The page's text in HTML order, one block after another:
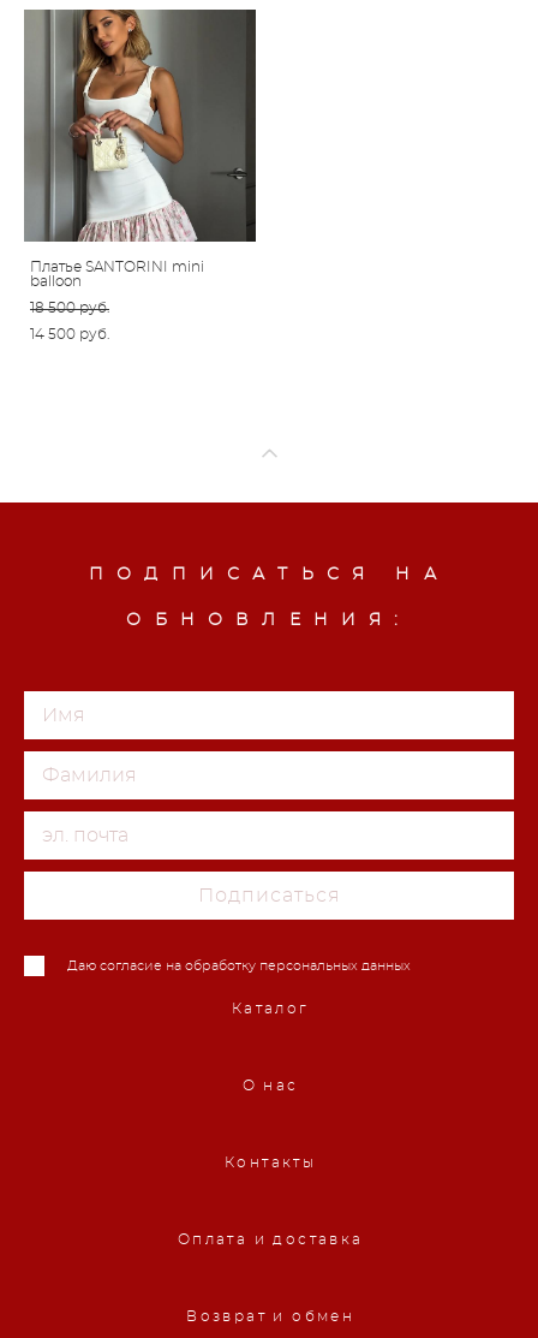
Платье SANTORINI mini
balloon
18 500 pуб.
14 500 pуб.
ПОДПИСАТЬСЯ НА
ОБНОВЛЕНИЯ:
Подписаться
Даю согласие на обработку персональных данных
Каталог
О нас
Контакты
Оплата и доставка
Возврат и обмен